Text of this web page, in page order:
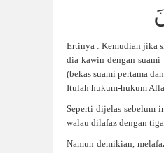
Ertinya : Kemudian jika
dia kawin dengan
(bekas suami pertama
Itulah hukum-hukum
Seperti dijelas sebelum
walau dilafaz dengan
Namun demikian,